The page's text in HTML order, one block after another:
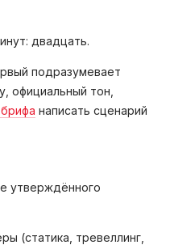
двадцать.
подразумевает
официальный тон,
написать сценарий
утверждённого
(статика, тревеллинг,